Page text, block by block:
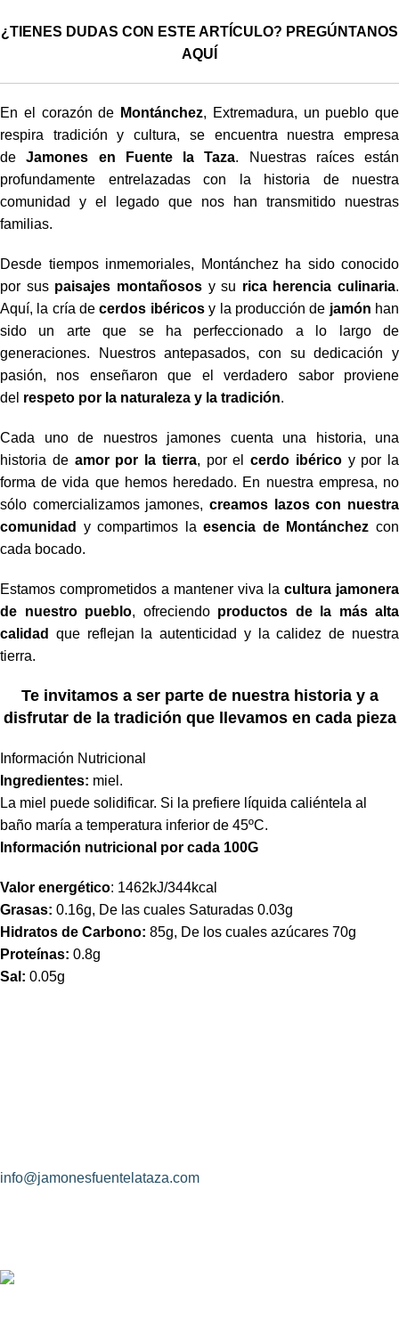
¿TIENES DUDAS CON ESTE ARTÍCULO? PREGÚNTANOS
AQUÍ
En el corazón de Montánchez, Extremadura, un pueblo que
respira tradición y cultura, se encuentra nuestra empresa
deJamones en Fuente la Taza. Nuestras raíces están
profundamente entrelazadas con la historia de nuestra
comunidad y el legado que nos han transmitido nuestras
familias.
Desde tiempos inmemoriales, Montánchez ha sido conocido
por sus paisajes montañososy su rica herencia culinaria.
Aquí, la cría decerdos ibéricosy la producción de jamón han
sido un arte que se ha perfeccionado a lo largo de
generaciones. Nuestros antepasados, con su dedicación y
pasión, nos enseñaron que el verdadero sabor proviene
del respeto por la naturaleza y la tradición.
Cada uno de nuestros jamones cuenta una historia, una
historia deamor por la tierra, por el cerdo ibéricoy por la
forma de vida que hemos heredado. En nuestra empresa, no
sólo comercializamos jamones, creamos lazos con nuestra
comunidad
y compartimos laesencia de Montánchez con
cada bocado.
Estamos comprometidos a mantener viva la cultura jamonera
de nuestro pueblo, ofreciendo productos de la más alta
calidad
que reflejan la autenticidad y la calidez de nuestra
tierra.
Te invitamos a ser parte de nuestra historia y a
disfrutar de la tradición que llevamos en cada pieza
Información Nutricional
Ingredientes: miel.
La miel puede solidificar. Si la prefiere líquida caliéntela al
baño maría a temperatura inferior de 45ºC.
Información nutricional por cada 100G
Valor energético: 1462kJ/344kcal
Grasas: 0.16g, De las cuales Saturadas 0.03g
Hidratos de Carbono: 85g, De los cuales azúcares 70g
Proteínas: 0.8g
Sal: 0.05g
info@jamonesfuentelataza.com